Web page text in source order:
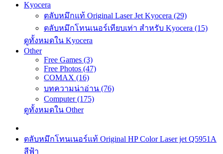
Kyocera
ตลับหมึกแท้ Original Laser Jet Kyocera (29)
ตลับหมึกโทนเนอร์เทียบเท่า สำหรับ Kyocera (15)
ดูทั้งหมดใน Kyocera
Other
Free Games (3)
Free Photos (47)
COMAX (16)
บทความน่าอ่าน (76)
Computer (175)
ดูทั้งหมดใน Other
ตลับหมึกโทนเนอร์แท้ Original HP Color Laser jet Q5951A
สีฟ้า